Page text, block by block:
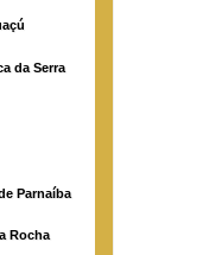
da Serra
Parnaíba
Rocha